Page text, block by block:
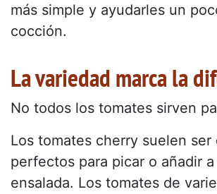
más simple y ayudarles un
cocción.
La variedad marca la
No todos los tomates sirven
Los tomates cherry suelen ser
perfectos para picar o añadir a
ensalada. Los tomates de